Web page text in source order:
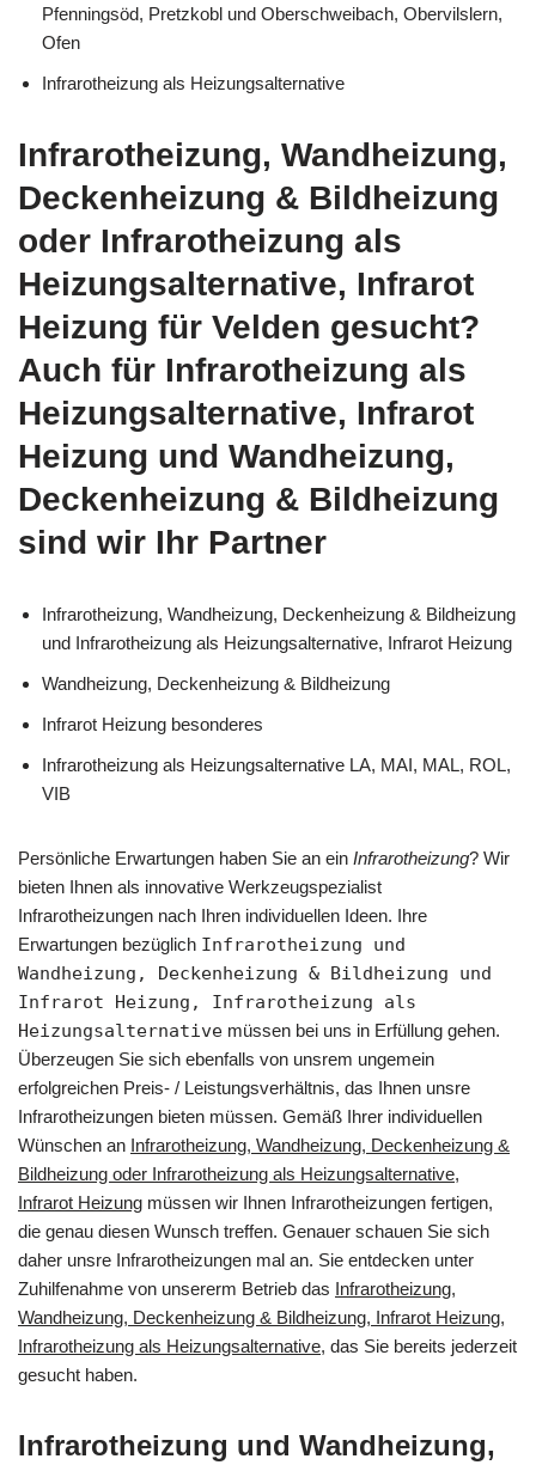
Pfenningsöd, Pretzkobl und Oberschweibach, Obervilslern,
Ofen
Infrarotheizung als Heizungsalternative
Infrarotheizung, Wandheizung,
Deckenheizung & Bildheizung
oder Infrarotheizung als
Heizungsalternative, Infrarot
Heizung für Velden gesucht?
Auch für Infrarotheizung als
Heizungsalternative, Infrarot
Heizung und Wandheizung,
Deckenheizung & Bildheizung
sind wir Ihr Partner
Infrarotheizung, Wandheizung, Deckenheizung & Bildheizung
und Infrarotheizung als Heizungsalternative, Infrarot Heizung
Wandheizung, Deckenheizung & Bildheizung
Infrarot Heizung besonderes
Infrarotheizung als Heizungsalternative LA, MAI, MAL, ROL,
VIB
Persönliche Erwartungen haben Sie an ein Infrarotheizung? Wir
bieten Ihnen als innovative Werkzeugspezialist
Infrarotheizungen nach Ihren individuellen Ideen. Ihre
Erwartungen bezüglich Infrarotheizung und
Wandheizung, Deckenheizung & Bildheizung und
Infrarot Heizung, Infrarotheizung als
Heizungsalternative müssen bei uns in Erfüllung gehen.
Überzeugen Sie sich ebenfalls von unsrem ungemein
erfolgreichen Preis- / Leistungsverhältnis, das Ihnen unsre
Infrarotheizungen bieten müssen. Gemäß Ihrer individuellen
Wünschen an Infrarotheizung, Wandheizung, Deckenheizung &
Bildheizung oder Infrarotheizung als Heizungsalternative,
Infrarot Heizung müssen wir Ihnen Infrarotheizungen fertigen,
die genau diesen Wunsch treffen. Genauer schauen Sie sich
daher unsre Infrarotheizungen mal an. Sie entdecken unter
Zuhilfenahme von unsererm Betrieb das Infrarotheizung,
Wandheizung, Deckenheizung & Bildheizung, Infrarot Heizung,
Infrarotheizung als Heizungsalternative, das Sie bereits jederzeit
gesucht haben.
Infrarotheizung und Wandheizung,